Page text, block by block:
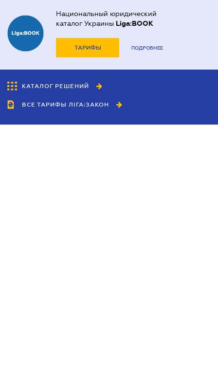
Национальный юридический
каталог Украины Liga:BOOK
ТАРИФЫ ПОДРОБНЕЕ
КАТАЛОГ РЕШЕНИЙ
ВСЕ ТАРИФЫ ЛІГА:ЗАКОН